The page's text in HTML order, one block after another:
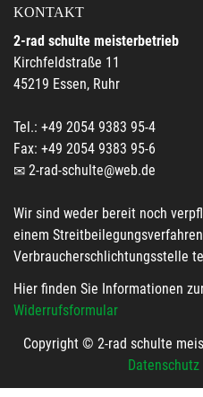
KONTAKT
2-rad schulte meisterbetrieb
Kirchfeldstraße 11
45219 Essen, Ruhr
Tel.: +49 2054 9383 95-4
Fax: +49 2054 9383 95-6
2-rad-schulte@web.de
Wir sind weder bereit noch
einem
Verbraucherschlichtungsstelle
Hier finden Sie Informationen
Widerrufsformular
Copyright © 2-rad schulte
Datenschutz|